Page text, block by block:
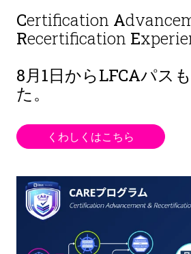
Certification A
Recertification E
8月1日からLFCAパス
た。
くわしくはこちら